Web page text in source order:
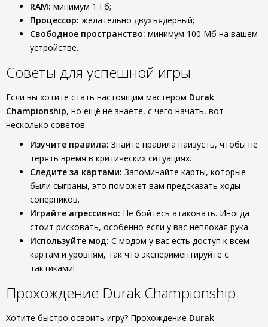
RAM: минимум 1 Гб;
Процессор: желательно двухъядерный;
Свободное пространство: минимум 100 Мб на вашем
устройстве.
Советы для успешной игры
Если вы хотите стать настоящим мастером Durak
Championship, но ещё не знаете, с чего начать, вот
несколько советов:
Изучите правила: Знайте правила наизусть, чтобы не
терять время в критических ситуациях.
Следите за картами: Запоминайте карты, которые
были сыграны, это поможет вам предсказать ходы
соперников.
Играйте агрессивно: Не бойтесь атаковать. Иногда
стоит рисковать, особенно если у вас неплохая рука.
Используйте мод: С модом у вас есть доступ к всем
картам и уровням, так что экспериментируйте с
тактиками!
Прохождение Durak Championship
Хотите быстро освоить игру? Прохождение Durak